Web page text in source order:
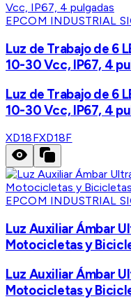
EPCOM INDUSTRIAL
Luz de Trabajo de 6
10-30 Vcc, IP67, 4
Luz de Trabajo de 6
10-30 Vcc, IP67, 4
XD18FXD18F
EPCOM INDUSTRIAL
Luz Auxiliar Ámbar
Motocicletas y
Luz Auxiliar Ámbar
Motocicletas y